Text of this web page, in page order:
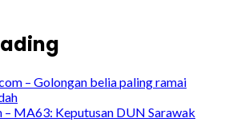
– Golongan belia paling ramai
MA63: Keputusan DUN Sarawak